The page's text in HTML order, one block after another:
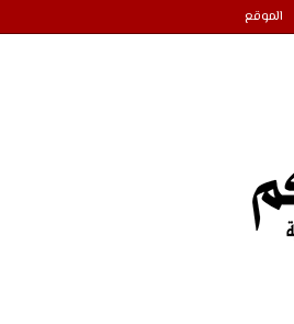
الموقع